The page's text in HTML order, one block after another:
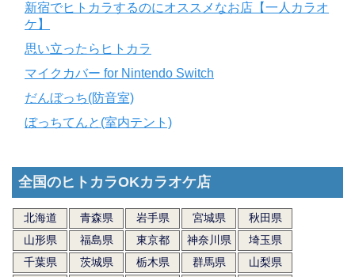
新宿でヒトカラするのにオススメなお店【一人カラオ
ケ】
思い立ったらヒトカラ
マイクカバー for Nintendo Switch
だんぼっち(防音室)
ぼっちてんと(室内テント)
全国のヒトカラOKカラオケ店
北海道 青森県 岩手県 宮城県
秋田県
山形県
福島県 東京都 神奈川県
埼玉県
千葉県
茨城県 栃木県 群馬県
山梨県